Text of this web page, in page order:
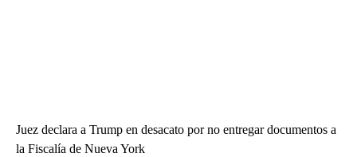
Juez declara a Trump en desacato por no entregar documentos a
la Fiscalía de Nueva York